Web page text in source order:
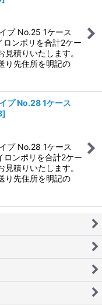
プ No.25 1ケース
ンポリを合計2ケー
積りいたします。
り先住所を明記の
プ No.28 1ケース
]
プ No.28 1ケース
ンポリを合計2ケー
積りいたします。
り先住所を明記の